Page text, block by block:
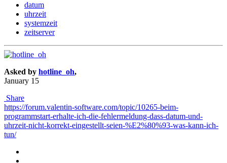
datum
uhrzeit
systemzeit
zeitserver
Asked by hotline_oh,
January 15
Share
https://forum.valentin-software.com/topic/10265-beim-
programmstart-erhalte-ich-die-fehlermeldung-dass-datum-und-
uhrzeit-nicht-korrekt-eingestellt-seien-%E2%80%93-was-kann-ich-
tun/